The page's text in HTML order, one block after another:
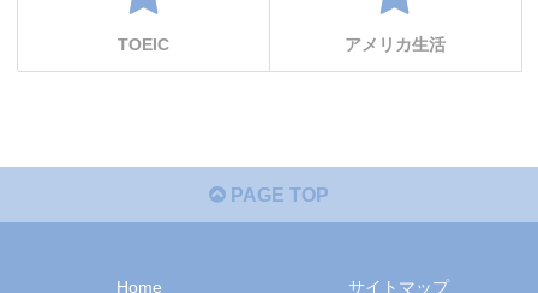
TOEIC アメリカ生活
PAGE TOP
Home サイトマップ